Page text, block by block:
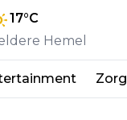
17°C
Hemel
Zorg